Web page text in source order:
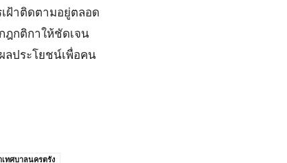
ฝ้าติดตามอยู่ตลอด
ฎกติกาให้ชัดเจน
ลประโยชน์เพื่อคน
ทศบาลนครตรัง